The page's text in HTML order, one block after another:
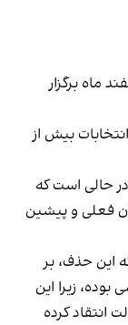
ماه برگزار
بیش از
حالی است که
فعلی و پیشین
این حذف، بر
بوده، زیرا این
انتقاد کرده